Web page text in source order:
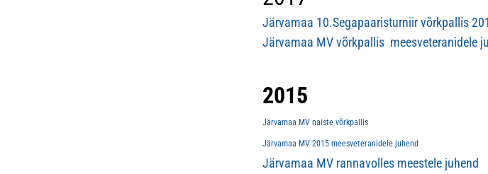
Järvamaa 10.Segapaaristurniir võrkpallis
Järvamaa MV võrkpallis meesveteranidele
2015
Järvamaa MV naiste võrkpallis
Järvamaa MV 2015 meesveteranidele juhend
Järvamaa MV rannavolles meestele juhend